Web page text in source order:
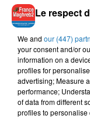
confirmés de
A la date du 26
étaient
réanimation et 150
La situation
catastrophique
Le respect
We and our (447)
your consent and/or
information on a
profiles for
advertising; Measure
performance;
of data from different
profiles to